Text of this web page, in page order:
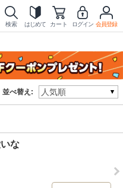
検索 はじめて カート ログイン 会員登録
並べ替え:
な